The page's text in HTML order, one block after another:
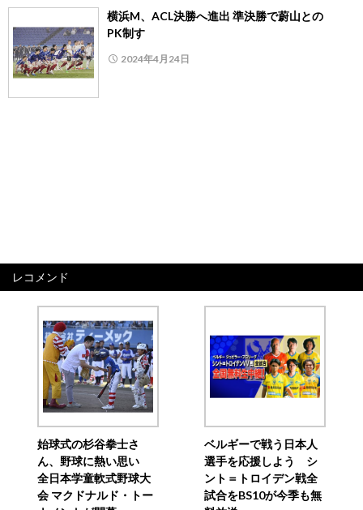
横浜M、ACL決勝へ進出 準決勝で蔚山との
PK制す
2024年4月24日
レコメンド
始球式の杉谷拳士さ
ん、野球に熱い思い
全日本学童軟式野球大
会 マクドナルド・トー
ベルギーで戦う日本人
選手を応援しよう シ
ント＝トロイデン戦全
試合をBS10が今季も無